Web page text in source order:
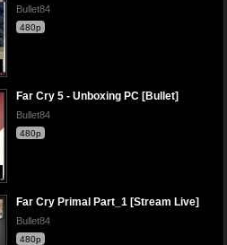
Bullet84
480p
Far Cry 5 - Unboxing PC [Bullet]
Bullet84
480p
Far Cry Primal Part_1 [Stream Live]
Bullet84
480p